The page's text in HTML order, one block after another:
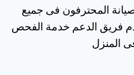
المحترفون فى جميع
فريق الدعم خدمة الفحص
المنزل